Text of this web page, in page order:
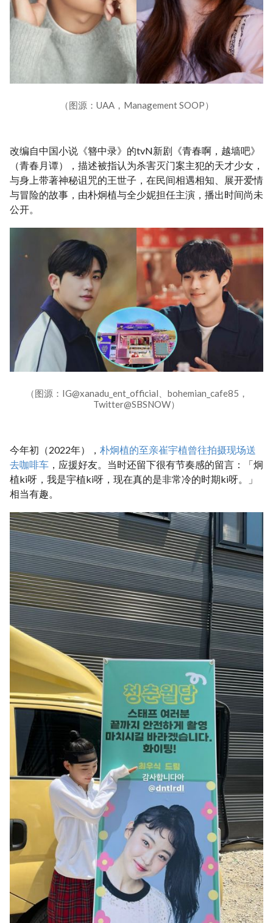
（图源：UAA，Management SOOP）
改编自中国小说《簪中录》的tvN新剧《青春啊，越墙吧》
（青春月谭），描述被指认为杀害灭门案主犯的天才少女，
与身上带著神秘诅咒的王世子，在民间相遇相知、展开爱情
与冒险的故事，由朴炯植与全少妮担任主演，播出时间尚未
公开。
（图源：IG@xanadu_ent_official、bohemian_cafe85，
Twitter@SBSNOW）
今年初（2022年）， 朴炯植的至亲崔宇植曾往拍摄现场送
去咖啡车 ，应援好友。当时还留下很有节奏感的留言：「炯
植ki呀，我是宇植ki呀，现在真的是非常冷的时期ki呀。」
相当有趣。